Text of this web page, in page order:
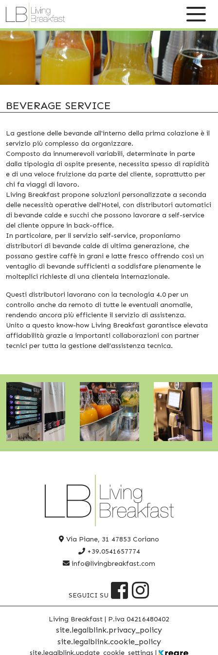
BEVERAGE SERVICE
La gestione delle bevande all'interno della prima colazione è il
servizio più complesso da organizzare.
Composto da innumerevoli variabili, determinate in parte
dalla tipologia di ospite presente, necessita spesso di rapidità
e di una veloce fruizione da parte del cliente, soprattutto per
chi fa viaggi di lavoro.
Living Breakfast propone soluzioni personalizzate a seconda
delle necessità operative dell'Hotel, con distributori automatici
di bevande calde e succhi che possono lavorare a self-service
del cliente oppure in back-office.
In particolare, per il servizio self-service, proponiamo
distributori di bevande calde di ultima generazione, che
possano gestire caffè in grani e latte fresco offrendo così un
ventaglio di bevande sufficienti a soddisfare pienamente le
molteplici richieste di una clientela internazionale.
Questi distributori lavorano con la tecnologia 4.0 per un
controllo anche da remoto di tutte le eventuali anomalie,
rendendo ancora più efficiente il servizio di assistenza.
Unito a questo know-how Living Breakfast garantisce elevata
affidabilità grazie a importanti collaborazioni con partner
tecnici per tutta la gestione dell’assistenza tecnica.
Via Piane, 31 47853 Coriano
+39.0541657774
info@livingbreakfast.com
SEGUICI SU
Living Breakfast | P.iva 04216480402
site.legalblink.privacy_policy
site.legalblink.cookie_policy
site.legalblink.update_cookie_settings |